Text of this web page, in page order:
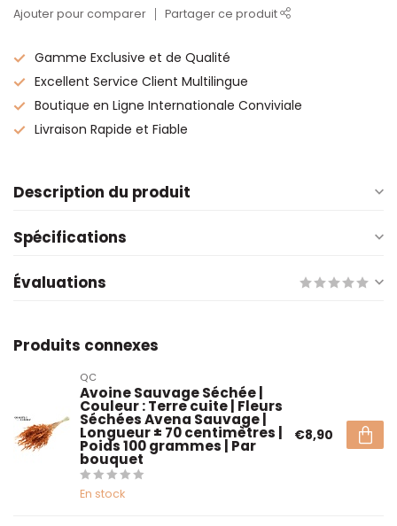
Ajouter pour comparer Partager ce produit
Gamme Exclusive et de Qualité
Excellent Service Client Multilingue
Boutique en Ligne Internationale Conviviale
Livraison Rapide et Fiable
Description du produit
Spécifications
Évaluations
Produits connexes
QC
Avoine Sauvage Séchée |
Couleur : Terre cuite | Fleurs
Séchées Avena Sauvage |
Longueur ± 70 centimètres |
Poids 100 grammes | Par
bouquet
En stock
€8,90